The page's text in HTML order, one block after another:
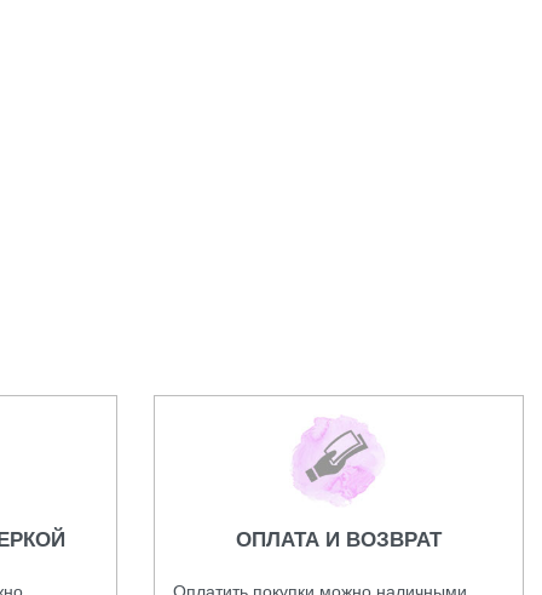
ОПЛАТА И ВОЗВРАТ
Оплатить покупки можно наличными